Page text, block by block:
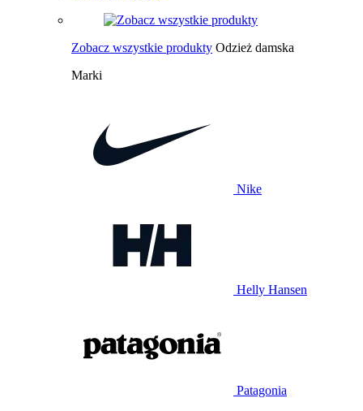
Zobacz wszystkie produkty Odzież damska
Marki
Nike
Helly Hansen
Patagonia